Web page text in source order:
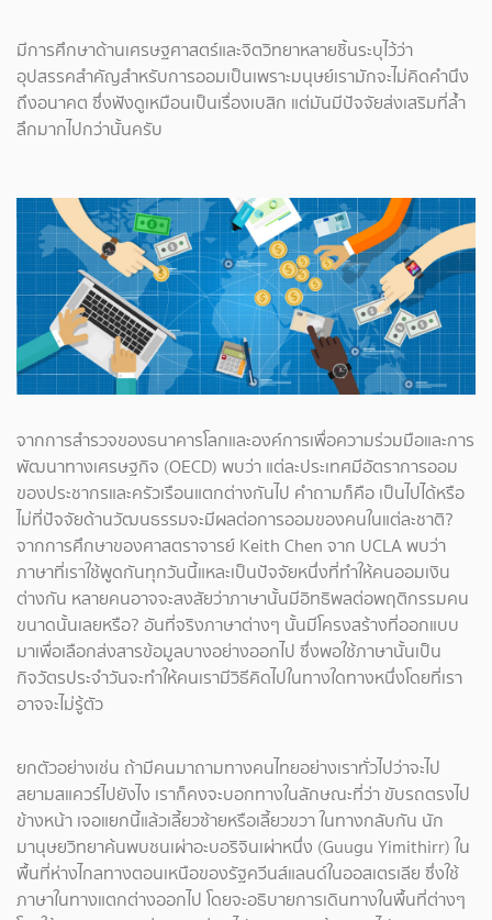
มีการศึกษาด้านเศรษฐศาสตร์และจิตวิทยาหลายชิ้นระบุไว้ว่า
อุปสรรคสำคัญสำหรับการออมเป็นเพราะมนุษย์เรามักจะไม่คิดคำนึง
ถึงอนาคต ซึ่งฟังดูเหมือนเป็นเรื่องเบสิก แต่มันมีปัจจัยส่งเสริมที่ล้ำ
ลึกมากไปกว่านั้นครับ
จากการสำรวจของธนาคารโลกและองค์การเพื่อความร่วมมือและการ
พัฒนาทางเศรษฐกิจ (OECD) พบว่า แต่ละประเทศมีอัตราการออม
ของประชากรและครัวเรือนแตกต่างกันไป คำถามก็คือ เป็นไปได้หรือ
ไม่ที่ปัจจัยด้านวัฒนธรรมจะมีผลต่อการออมของคนในแต่ละชาติ?
จากการศึกษาของศาสตราจารย์ Keith Chen จาก UCLA พบว่า
ภาษาที่เราใช้พูดกันทุกวันนี้แหละเป็นปัจจัยหนึ่งที่ทำให้คนออมเงิน
ต่างกัน หลายคนอาจจะสงสัยว่าภาษานั้นมีอิทธิพลต่อพฤติกรรมคน
ขนาดนั้นเลยหรือ? อันที่จริงภาษาต่างๆ นั้นมีโครงสร้างที่ออกแบบ
มาเพื่อเลือกส่งสารข้อมูลบางอย่างออกไป ซึ่งพอใช้ภาษานั้นเป็น
กิจวัตรประจำวันจะทำให้คนเรามีวิธีคิดไปในทางใดทางหนึ่งโดยที่เรา
อาจจะไม่รู้ตัว
ยกตัวอย่างเช่น ถ้ามีคนมาถามทางคนไทยอย่างเราทั่วไปว่าจะไป
สยามสแควร์ไปยังไง เราก็คงจะบอกทางในลักษณะที่ว่า ขับรถตรงไป
ข้างหน้า เจอแยกนี้แล้วเลี้ยวซ้ายหรือเลี้ยวขวา ในทางกลับกัน นัก
มานุษยวิทยาค้นพบชนเผ่าอะบอริจินเผ่าหนึ่ง (Guugu Yimithirr) ใน
พื้นที่ห่างไกลทางตอนเหนือของรัฐควีนส์แลนด์ในออสเตรเลีย ซึ่งใช้
ภาษาในทางแตกต่างออกไป โดยจะอธิบายการเดินทางในพื้นที่ต่างๆ